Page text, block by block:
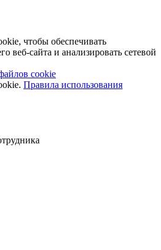
чтобы обеспечивать
веб-сайта и анализировать сетевой
cookie
Правила использования